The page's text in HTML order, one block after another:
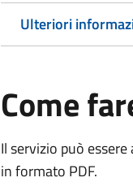
Ulteriori
Come
Il servizio può
in formato PDF.